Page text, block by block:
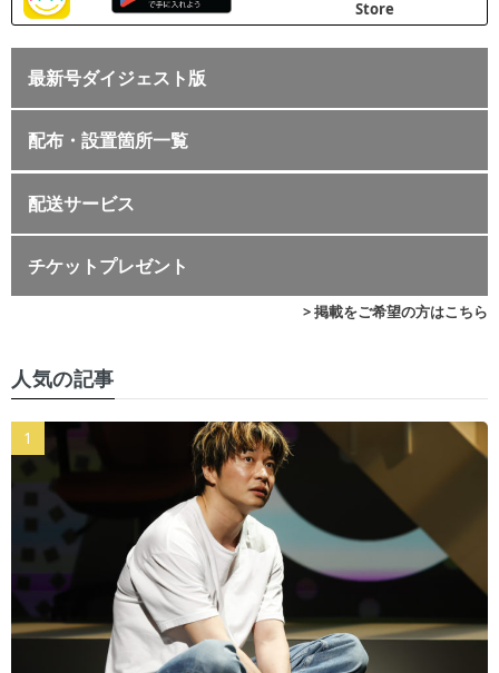
最新号ダイジェスト版
配布・設置箇所一覧
配送サービス
チケットプレゼント
> 掲載をご希望の方はこちら
人気の記事